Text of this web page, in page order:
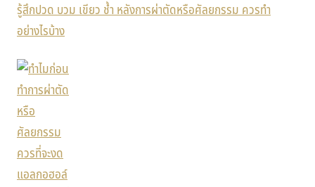
รู้สึกปวด บวม เขียว ช้ำ หลังการผ่าตัดหรือศัลยกรรม ควรทำ
อย่างไรบ้าง